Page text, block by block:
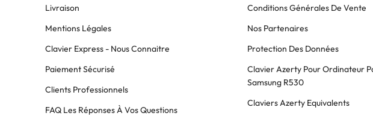
Livraison
Mentions Légales
Clavier Express - Nous Connaitre
Paiement Sécurisé
Clients Professionnels
FAQ Les Réponses À Vos Questions
Conditions Générales De Vente
Nos Partenaires
Protection Des Données
Clavier Azerty Pour Ordinateur
Samsung R530
Claviers Azerty Equivalents